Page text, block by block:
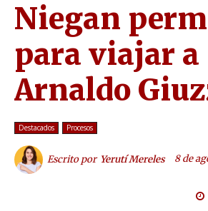
Niegan
para viajar a
Arnaldo
Destacados Procesos
Escrito por Yerutí Mereles 8 de